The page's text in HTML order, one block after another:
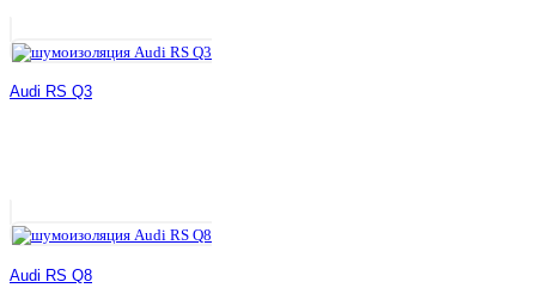
Audi RS Q3
Audi RS Q8